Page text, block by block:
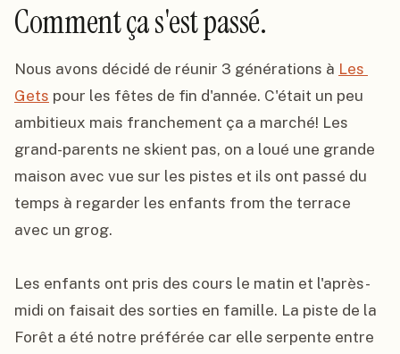
Comment ça s'est passé.
Nous avons décidé de réunir 3 générations à Les
Gets pour les fêtes de fin d'année. C'était un peu
ambitieux mais franchement ça a marché! Les
grand-parents ne skient pas, on a loué une grande
maison avec vue sur les pistes et ils ont passé du
temps à regarder les enfants from the terrace
avec un grog.
Les enfants ont pris des cours le matin et l'après-
midi on faisait des sorties en famille. La piste de la
Forêt a été notre préférée car elle serpente entre